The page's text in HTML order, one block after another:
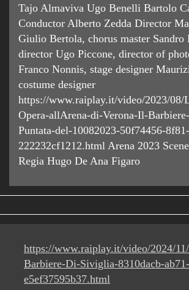
Tajo Almaviva Ugo Benelli Bartolo
Conductor Alberto Zedda Director
Giulio Bertola, chorus master
director Ugo Piccone, director of
Franco Nonnis, stage designer
costume designer
https://www.raiplay.it/video/2023/08/
Opera-allArena-di-Verona-Il-
Puntata-del-10082023-50f74456-
222232cf1212.html Arena 2023
Regia Hugo De Ana Figaro
https://www.raiplay.it/video/2024/
Barbiere-Di-Siviglia-8310dacb-
e5ef37595b37.html